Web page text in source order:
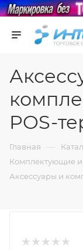
POS-
Главная —
Комплектующие и
Аксессуары и